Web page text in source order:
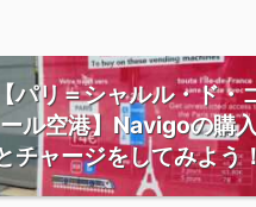
【パリ＝シャルル・ド・
ール空港】Navigoの購入
チャージをしてみよう